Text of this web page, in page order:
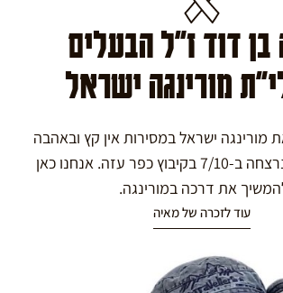
דוד ז"ל הבעלים
מורינגה ישראל
מורינגה ישראל במסירות אין קץ ובאהבה
גדולה. מאיה נרצחה ב-7/10 בקיבוץ כפר עזה. אנחנו כאן
את דרכה במורינגה.
עוד לזכרה של מאיה